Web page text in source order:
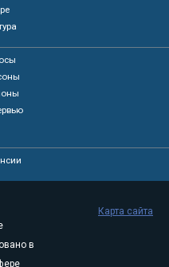
в
Карта сайта